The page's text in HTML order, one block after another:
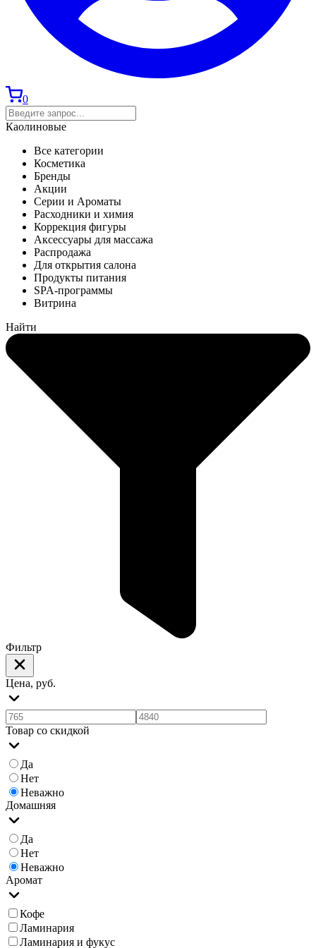
0
Каолиновые
Все категории
Косметика
Бренды
Акции
Серии и Ароматы
Расходники и химия
Коррекция фигуры
Аксессуары для массажа
Распродажа
Для открытия салона
Продукты питания
SPA-программы
Витрина
Найти
Фильтр
Цена, руб.
Товар со скидкой
Да
Нет
Неважно
Домашняя
Да
Нет
Неважно
Аромат
Кофе
Ламинария
Ламинария и фукус